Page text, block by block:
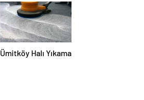
Ümitköy Halı Yıkama